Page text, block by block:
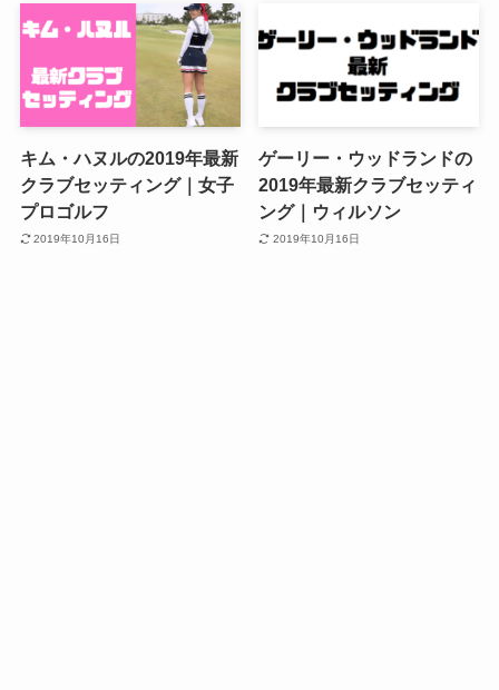
キム・ハヌルの2019年最新
クラブセッティング｜女子
プロゴルフ
2019年10月16日
ゲーリー・ウッドランドの
2019年最新クラブセッティ
ング｜ウィルソン
2019年10月16日